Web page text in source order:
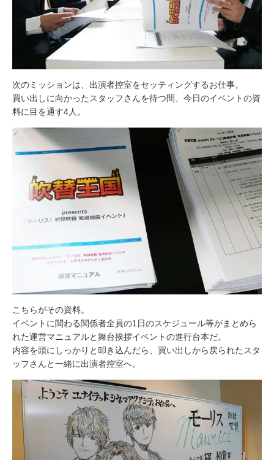
次のミッションは、出演者控室をセッティングするお仕事。
買い出しに向かったスタッフさんを待つ間、今日のイベントの資
料に目を通す4人。
こちらがその資料。
イベントに関わる関係者全員の1日のスケジュール等がまとめら
れた運営マニュアルと舞台挨拶イベントの進行台本だ。
内容を頭にしっかりと叩き込んだら、買い出しから戻られたスタ
ッフさんと一緒に出演者控室へ。